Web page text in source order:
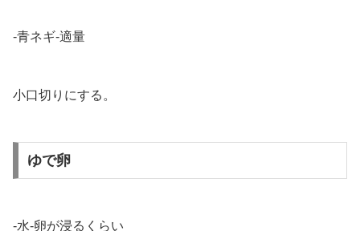
-青ネギ-適量
小口切りにする。
ゆで卵
-水-卵が浸るくらい